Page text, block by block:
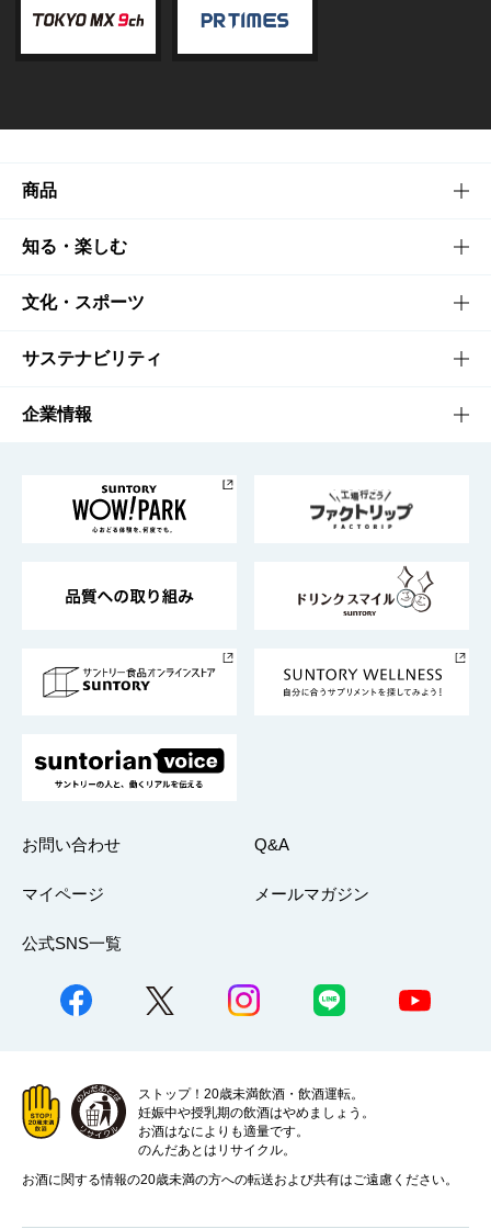
商品
商品TOP
商品一覧
商品発売情報
栄養成分一覧
知る・楽しむ
知る・楽しむTOP
キャンペーン
工場見学
地域情報
文化・スポーツ
文化・スポーツTOP
サントリーホール
サントリーサンバーズ大阪
サステナビリティ
サステナビリティTOP
サントリーが考えるサステナビリティ経営
企業情報
企業概要
採用情報
お問い合わせ Q&A
マイページ メールマガジン
公式SNS一覧
ストップ！20歳未満飲酒・飲酒運転。
妊娠中や授乳期の飲酒はやめましょう。
お酒はなによりも適量です。
のんだあとはリサイクル。
お酒に関する情報の20歳未満の方への転送および共有はご遠慮ください。